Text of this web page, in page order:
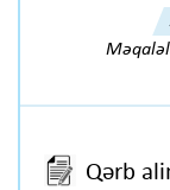
Qərb